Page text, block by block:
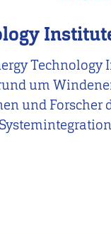
Technology
um
und Forscher